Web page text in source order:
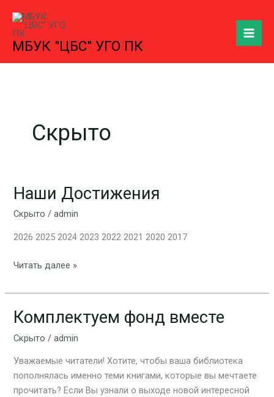
содержимому
МБУК "ЦБС" УГО ПК
Скрыто
Наши Достижения
Скрыто /admin
2026 2025 2024 2023 2022 2021 2020 2017
Наши
Достижения
Читать далее »
Комплектуем фонд вместе
Скрыто /admin
Уважаемые читатели! Хотите, чтобы ваша библиотека
пополнялась именно теми книгами, которые вы мечтаете
прочитать? Если Вы узнали о выходе новой интересной
Комплектуем
вместе